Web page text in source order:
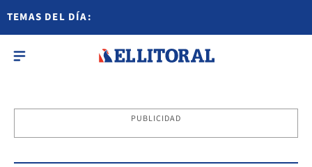
TEMAS DEL DÍA:
PUBLICIDAD